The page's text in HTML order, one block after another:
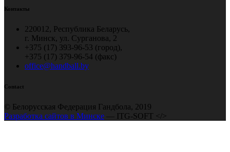
Контакты
220012, Республика Беларусь,
г. Минск, ул. Сурганова, 2
+375 (17) 393-96-53 (город),
+375 (17) 379-96-54 (факс)
office@handball.by
Contact
© Белорусская Федерация Гандбола, 2019
Разработка сайтов в Минске — ITG-SOFT </>